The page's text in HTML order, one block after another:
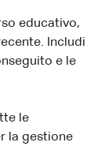
educativo,
Includi
e le
le
la gestione